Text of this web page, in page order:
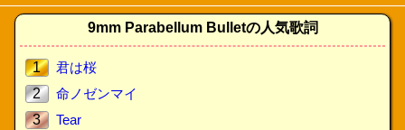
9mm Parabellum Bulletの人気歌詞
1
君は桜
2
命ノゼンマイ
3
Tear